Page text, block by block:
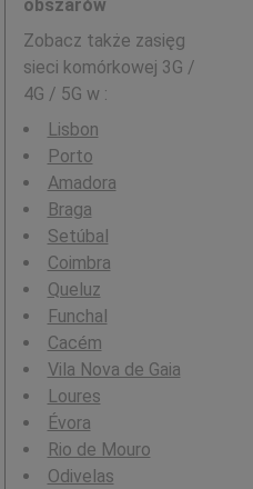
obszarów
Zobacz także zasięg
sieci komórkowej 3G /
4G / 5G w :
Lisbon
Porto
Amadora
Braga
Setúbal
Coimbra
Queluz
Funchal
Cacém
Vila Nova de Gaia
Loures
Évora
Rio de Mouro
Odivelas